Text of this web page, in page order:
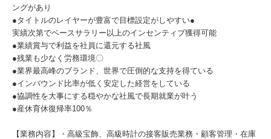
ングがあり
●タイトルのレイヤーが豊富で目標設定がしやすい●
実績次第でベースサラリー以上のインセンティブ獲得可能
●業績賞与で利益を社員に還元する社風
●残業も少なく労務環境〇
●業界最高峰のブランド、世界で圧倒的な支持を得ている
●インバウンド比率が低く安定した経営をしている
●協調性を大事にする穏やかな社風で長期就業が叶う
●産休育休復帰率100％
【業務内容】・高級宝飾、高級時計の接客販売業務・顧客管理・在庫